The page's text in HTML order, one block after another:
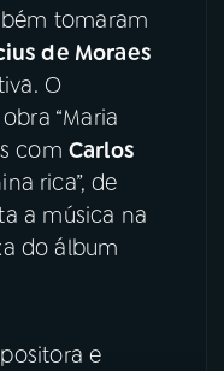
tomaram
de Moraes
O
“Maria
com Carlos
rica”, de
a música na
do álbum
e